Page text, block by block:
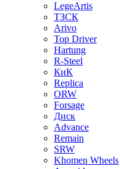
LegeArtis
ТЗСК
Arivo
Top Driver
Hartung
R-Steel
КиК
Replica
ORW
Forsage
Диск
Advance
Remain
SRW
Khomen Wheels